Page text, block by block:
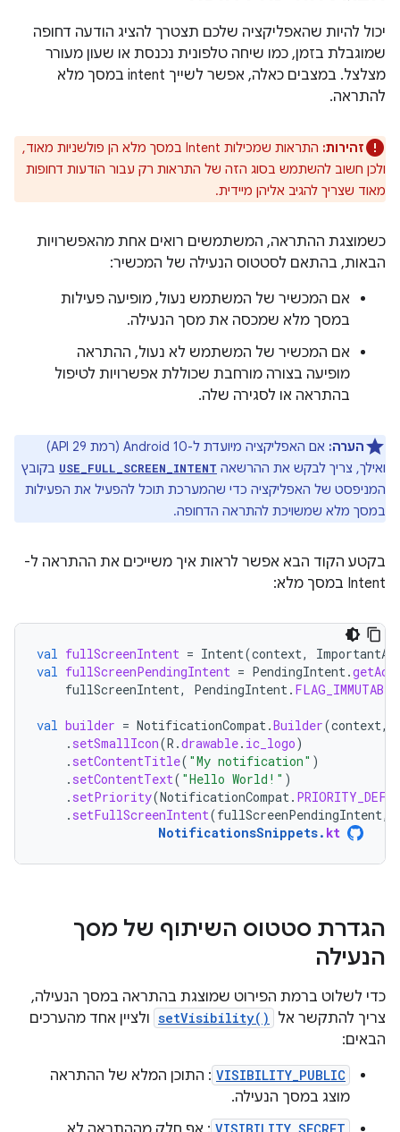
יכול להיות שהאפליקציה שלכם תצטרך להציג הודעה דחופה
שמוגבלת בזמן, כמו שיחה טלפונית נכנסת או שעון מעורר
מצלצל. במצבים כאלה, אפשר לשייך intent במסך מלא
להתראה.
זהירות:
התראות שמכילות Intent במסך מלא הן פולשניות מאוד,
ולכן חשוב להשתמש בסוג הזה של התראות רק עבור הודעות דחופות
מאוד שצריך להגיב אליהן מיידית.
כשמוצגת ההתראה, המשתמשים רואים אחת מהאפשרויות
הבאות, בהתאם לסטטוס הנעילה של המכשיר:
אם המכשיר של המשתמש נעול, מופיעה פעילות
במסך מלא שמכסה את מסך הנעילה.
אם המכשיר של המשתמש לא נעול, ההתראה
מופיעה בצורה מורחבת שכוללת אפשרויות לטיפול
בהתראה או לסגירה שלה.
הערה:
אם האפליקציה מיועדת ל-Android 10 (רמת API 29)
ואילך, צריך לבקש את ההרשאה USE_FULL_SCREEN_INTENT בקובץ
המניפסט של האפליקציה כדי שהמערכת תוכל להפעיל את הפעילות
במסך מלא שמשויכת להתראה הדחופה.
בקטע הקוד הבא אפשר לראות איך משייכים את ההתראה ל-
Intent במסך מלא:
val fullScreenIntent = Intent(context,
val fullScreenPendingIntent = PendingIntent .
fullScreenIntent, PendingIntent . FLAG_IMMUTABLE
val builder = NotificationCompat .Builder(context,
. setSmallIcon(R .drawable. ic_logo)
. setContentTitle( "My notification" )
. setContentText( "Hello World!" )
. setPriority(NotificationCompat .
. setFullScreenIntent(fullScreenPendingIntent,
NotificationsSnippets. kt
הגדרת סטטוס השיתוף של מסך
הנעילה
כדי לשלוט ברמת הפירוט שמוצגת בהתראה במסך הנעילה,
צריך להתקשר אל
setVisibility() ולציין אחד מהערכים
הבאים:
VISIBILITY_PUBLIC : התוכן המלא של ההתראה
מוצג במסך הנעילה.
VISIBILITY_SECRET